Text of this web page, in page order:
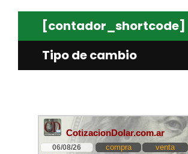
[contador_shortcode]
Tipo de cambio